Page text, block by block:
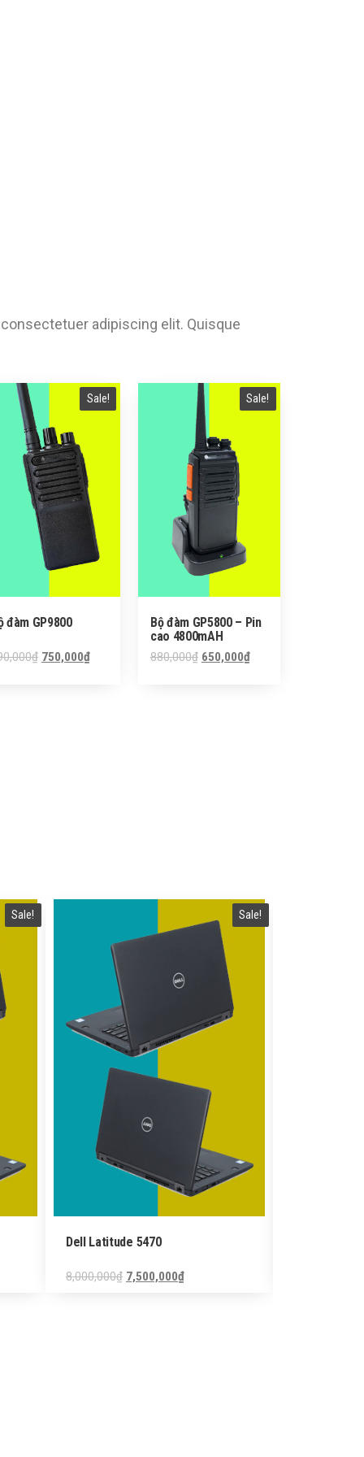
adipiscing elit. Quisque
Sale!
đàm GP9800
₫ 750,000₫
Sale!
Bộ đàm GP5800 – Pin
cao 4800mAH
880,000₫ 650,000₫
Sale! Sale!
Dell Latitude 5470
8,000,000₫ 7,500,000₫